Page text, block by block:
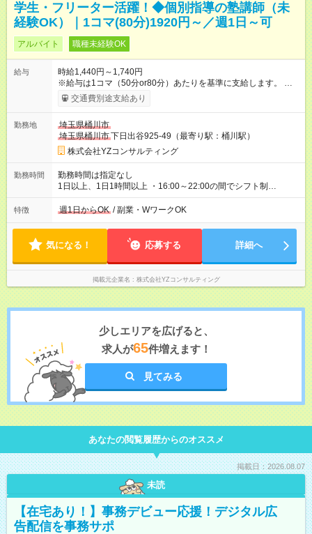
学生・フリーター活躍！◆個別指導の塾講師（未
経験OK）｜1コマ(80分)1920円～／週1日～可
アルバイト 職種未経験OK
給与
時給1,440円～1,740円
※給与は1コマ（50分or80分）あたりを基準に支給します。 上記
の時給表記は、1コマの支給額を1時間あたりに換算した金額で
す。 高校生 └80分授業 2，320円／1コマ └50分授業 1，450
1，200円／1コマ 昇給あり 自身の知識や経験を活かせるワンラ
ンク上の SS講師(本部認定試験)でベース給のアップも可能で
す！ 試験合格目指して一緒にがんばりましょう！！ ※給与には
最大10分の授業準備時間等を含む ※指導人数に応じて手当加算
（最大+100円） ※原則、所定時間内での勤務となります。 万
が一、所定時間を超える場合は、 別途時間外労働手当を支給
通費支給 【試用期間】試用期間なし
交通費別途支給あり
勤務地
埼玉県桶川市
埼玉県桶川市下日出谷925-49（最寄り駅：桶川駅）
株式会社YZコンサルティング
勤務時間
勤務時間は指定なし
1日以上、1日1時間以上 ・16:00～22:00の間でシフト制
────────────────── ■学生さん 授業がない日・学校終
わりを利用しての勤務も大歓迎です♪ ■フリーターさん しっかり
──────────────────
特徴 週1日からOK / 副業・WワークOK
気になる！ 応募する 詳細へ
掲載元企業名 株式会社YZコンサルティング
少しエリアを広げると、
求人が65件増えます！
見てみる
あなたの閲覧履歴からのオススメ
掲載日：2026.08.07
未読
【在宅あり！】事務デビュー応援！デジタル広
告配信を事務サポ